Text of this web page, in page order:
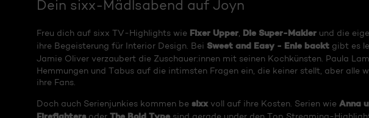
Dein sixx-Mädlsabend auf Joyn
Freu dich auf sixx TV-Highlights wie Fixer Upper, Die Super-Maklerund die
ihre Begeisterung für Interior Design. Bei Sweet and Easy - Enie backtgibt es
Jamie Oliver verzaubert die Zuschauer:innen mit seinen Kochkünsten. Paula
Hemmungen und Tabus auf die intimsten Fragen ein, die keiner stellt, aber alle
ihre Fans.
Doch auch Serienjunkies kommen be sixxvoll auf ihre Kosten. Serien wie Anna